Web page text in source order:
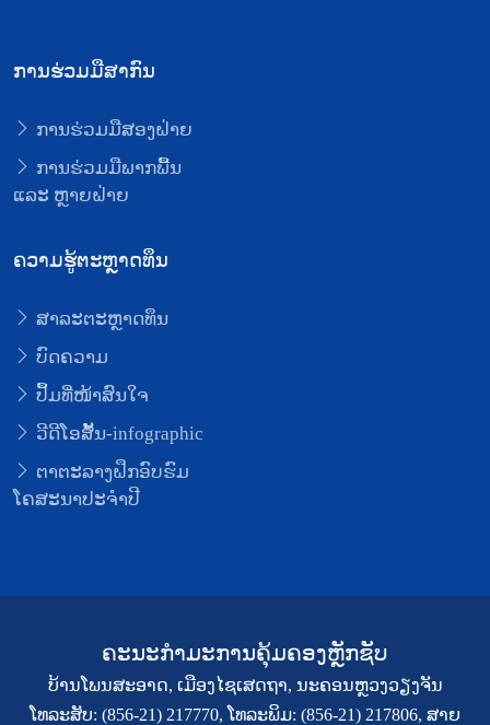
ການຮ່ວມມືສາກົນ
ການຮ່ວມມືສອງຝ່າຍ
ການຮ່ວມມືພາກພື້ນ
ແລະ ຫຼາຍຝ່າຍ
ຄວາມຮູ້ຕະຫຼາດທຶນ
ສາລະຕະຫຼາດທຶນ
ບົດຄວາມ
ປຶ້ມທີ່ໜ້າສົນໃຈ
ວີດີໂອສັ້ນ-infographic
ຕາຕະລາງຝຶກອົບຮົມ
ໂຄສະນາປະຈຳປີ
ຄະນະກຳມະການຄຸ້ມຄອງຫຼັກຊັບ
ບ້ານໂພນສະອາດ, ເມືອງໄຊເສດຖາ, ນະຄອນຫຼວງວຽງຈັນ
ໂທລະສັບ: (856-21) 217770, ໂທລະພິມ: (856-21) 217806, ສາຍ